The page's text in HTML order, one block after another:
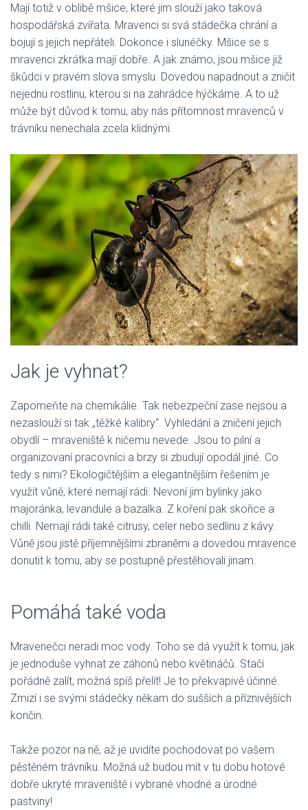
Mají totiž v oblibě mšice, které jim slouží jako taková
hospodářská zvířata. Mravenci si svá stádečka chrání a
bojují s jejich nepřáteli. Dokonce i slunéčky. Mšice se s
mravenci zkrátka mají dobře. A jak známo, jsou mšice již
škůdci v pravém slova smyslu. Dovedou napadnout a zničit
nejednu rostlinu, kterou si na zahrádce hýčkáme. A to už
může být důvod k tomu, aby nás přítomnost mravenců v
trávníku nenechala zcela klidnými.
Jak je vyhnat?
Zapomeňte na chemikálie. Tak nebezpeční zase nejsou a
nezaslouží si tak „těžké kalibry“. Vyhledání a zničení jejich
obydlí – mraveniště k ničemu nevede. Jsou to pilní a
organizovaní pracovníci a brzy si zbudují opodál jiné. Co
tedy s nimi? Ekologičtějším a elegantnějším řešením je
využít vůně, které nemají rádi. Nevoní jim bylinky jako
majoránka, levandule a bazalka. Z koření pak skořice a
chilli. Nemají rádi také citrusy, celer nebo sedlinu z kávy.
Vůně jsou jistě příjemnějšími zbraněmi a dovedou mravence
donutit k tomu, aby se postupně přestěhovali jinam.
Pomáhá také voda
Mravenečci neradi moc vody. Toho se dá využít k tomu, jak
je jednoduše vyhnat ze záhonů nebo květináčů. Stačí
pořádně zalít, možná spíš přelít! Je to překvapivě účinné.
Zmizí i se svými stádečky někam do sušších a příznivějších
končin.
Takže pozor na ně, až je uvidíte pochodovat po vašem
pěstěném trávníku. Možná už budou mít v tu dobu hotové
dobře ukryté mraveniště i vybrané vhodné a úrodné
pastviny!